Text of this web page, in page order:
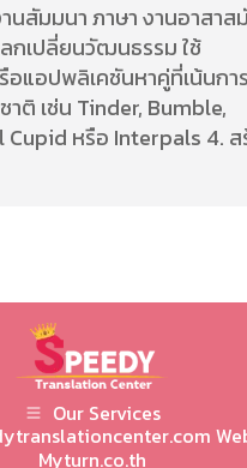
นสัมมนา ภาษา งานอาสาส
กเปลี่ยนวัฒนธรรม ใช้
แอปพลิเคชันหาคู่ที่เน้นกา
ติ เช่น Tinder, Bumble,
หรือ Interpals 4. ส
Our Services
Myturn.co.th